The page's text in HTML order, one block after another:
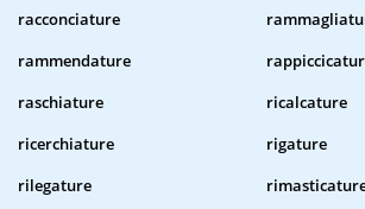
racconciature
rammendature
raschiature
ricalcature
ricerchiature
rigature
rilegature